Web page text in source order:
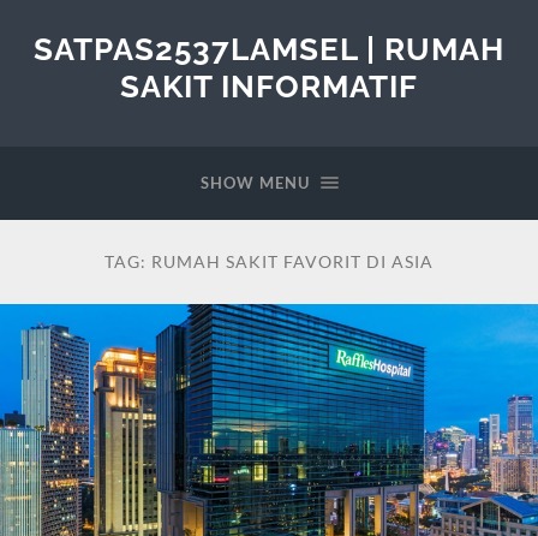
SATPAS2537LAMSEL | RUMAH
SAKIT INFORMATIF
SHOW MENU
TAG: RUMAH SAKIT FAVORIT DI ASIA